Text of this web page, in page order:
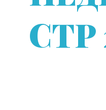
СТР